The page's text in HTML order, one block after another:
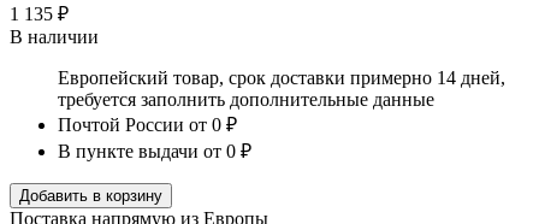
1 135 ₽
В наличии
Европейский товар, срок доставки примерно 14 дней,
требуется заполнить дополнительные данные
Почтой России от 0 ₽
В пункте выдачи от 0 ₽
Добавить в корзину
Поставка напрямую из Европы